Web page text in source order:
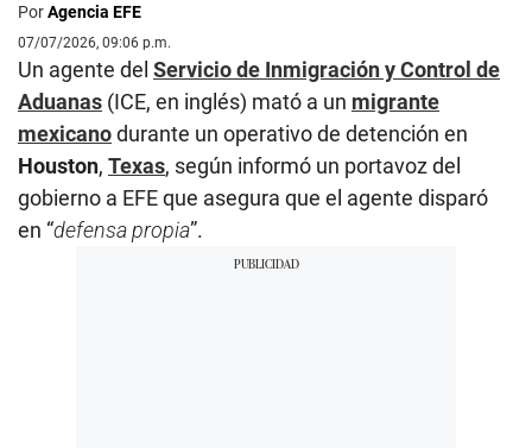
PorAgencia EFE
07/07/2026, 09:06 p.m.
Un agente del Servicio de Inmigración y Control de
Aduanas (ICE, en inglés) mató a un migrante
mexicanodurante un operativo de detención en
Houston, Texas, según informó un portavoz del
gobierno a EFE que asegura que el agente disparó
en “defensa propia”.